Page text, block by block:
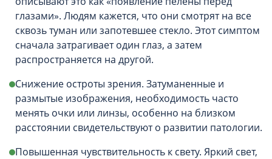
глазами». Людям кажется, что они смотрят на все
сквозь туман или запотевшее стекло. Этот симптом
сначала затрагивает один глаз, а затем
распространяется на другой.
Снижение остроты зрения. Затуманенные и
размытые изображения, необходимость часто
менять очки или линзы, особенно на близком
расстоянии свидетельствуют о развитии патологии.
Повышенная чувствительность к свету. Яркий свет,